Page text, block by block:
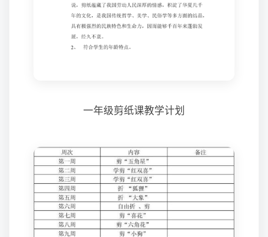
一年级剪纸课教学计划